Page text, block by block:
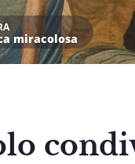
miracolosa